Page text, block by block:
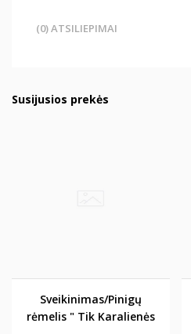
(0) ATSILIEPIMAI
Susijusios prekės
Sveikinimas/Pinigų
rėmelis " Tik Karalienės